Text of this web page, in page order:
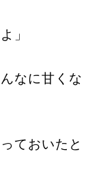
」
なに甘くな
ておいたと